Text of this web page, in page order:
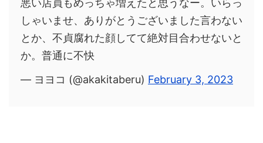
悪い店員もめっちゃ増えたと思うなー。いらっ
しゃいませ、ありがとうございました言わない
とか、不貞腐れた顔してて絶対目合わせないと
か。普通に不快
— ヨヨコ (@akakitaberu) February 3, 2023